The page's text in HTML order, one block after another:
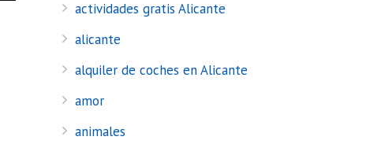
actividades gratis Alicante
alicante
alquiler de coches en Alicante
amor
animales